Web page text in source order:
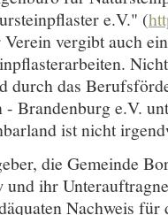
e.V." (
vergibt auch
durch das
Brandenburg e.V.
ist nicht
die Gemeinde
ihr
Nachweis für